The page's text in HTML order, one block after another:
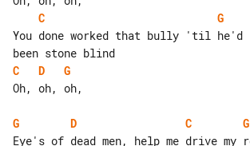
C
G
You done worked that bully 'til he'd
C
D
G
Oh, oh, oh,
G D C
G